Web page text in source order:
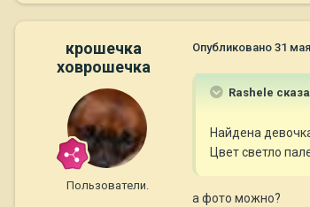
крошечка
ховрошечка
Пользователи.
Опубликовано 31
Rashele
Найдена
Цвет светло
а фото можно?